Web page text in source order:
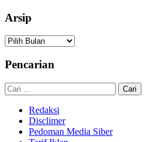
Arsip
Arsip
Pencarian
Cari
untuk:
Redaksi
Disclimer
Pedoman Media Siber